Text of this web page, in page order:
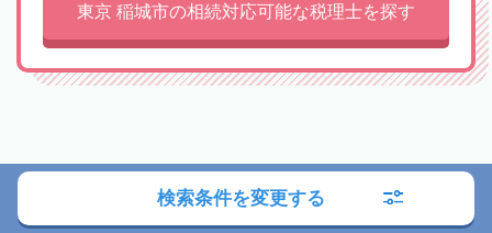
東京 稲城市の相続対応可能な税理士を探す
司法書士への相談の流れ
検索条件を変更する